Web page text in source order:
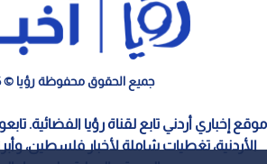
جميع الحقوق محفوظة رؤيا © 2026
موقع إخباري أردني تابع لقناة رؤيا الفضائية.
الأردنية، تغطيات شاملة لأخبار فلسطين،